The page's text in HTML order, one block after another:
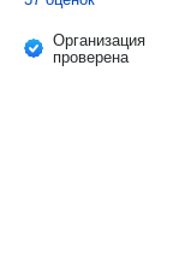
Организация
проверена